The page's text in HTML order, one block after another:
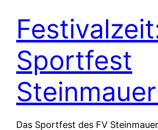
Sportfest
Das Sportfest des FV